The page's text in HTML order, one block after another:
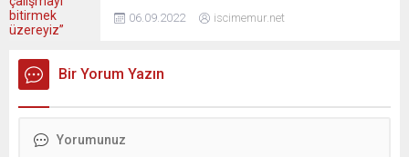
06.09.2022 iscimemur.net
Bir Yorum Yazın